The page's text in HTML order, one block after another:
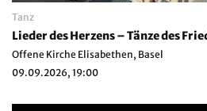
Tanz
Lieder des Herzens – Tänze des
Offene Kirche Elisabethen, Basel
09.09.2026, 19:00